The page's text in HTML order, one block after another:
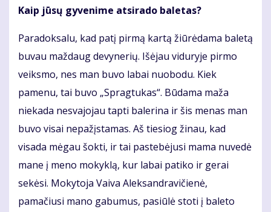
Kaip jūsų gyvenime atsirado baletas?
Paradoksalu, kad patį pirmą kartą žiūrėdama baletą
buvau maždaug devynerių. Išėjau viduryje pirmo
veiksmo, nes man buvo labai nuobodu. Kiek
pamenu, tai buvo „Spragtukas“. Būdama maža
niekada nesvajojau tapti balerina ir šis menas man
buvo visai nepažįstamas. Aš tiesiog žinau, kad
visada mėgau šokti, ir tai pastebėjusi mama nuvedė
mane į meno mokyklą, kur labai patiko ir gerai
sekėsi. Mokytoja Vaiva Aleksandravičienė,
pamačiusi mano gabumus, pasiūlė stoti į baleto